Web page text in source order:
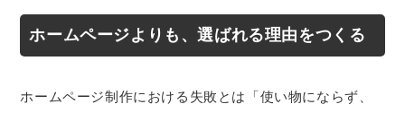
ホームページよりも、選ばれる理由をつくる
ホームページ制作における失敗とは「使い物にならず、